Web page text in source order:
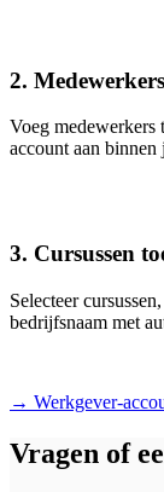
2.
Voeg
account aan
3. Cursussen
Selecteer
bedrijfsnaam met
→ Werkgever-
Vragen of